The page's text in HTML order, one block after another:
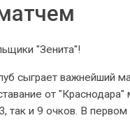
"Зенита"!
сыграет важнейший
от
так и 9 очков. В первом